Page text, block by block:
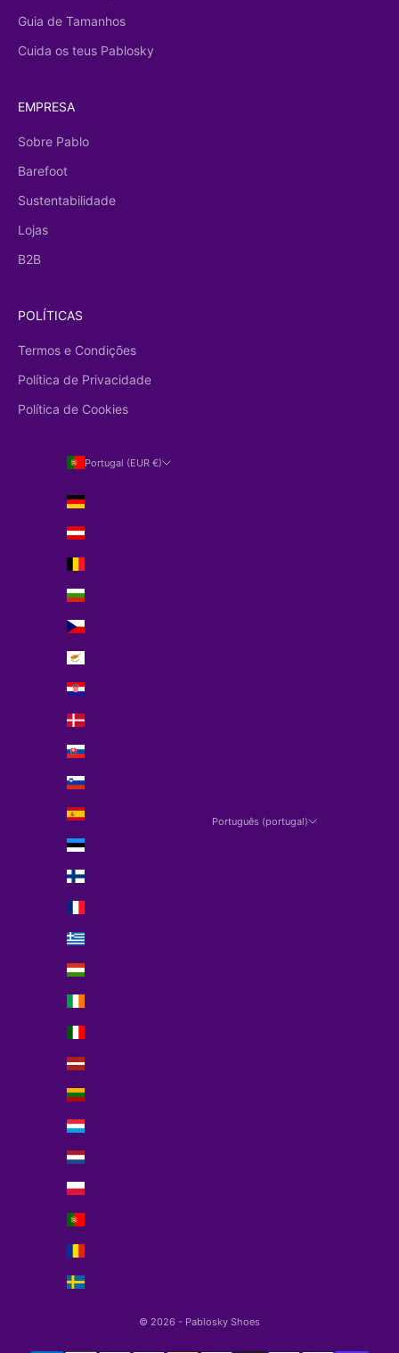
Guia de Tamanhos
Cuida os teus Pablosky
EMPRESA
Sobre Pablo
Barefoot
Sustentabilidade
Lojas
B2B
POLÍTICAS
Termos e Condições
Política de Privacidade
Política de Cookies
Portugal (EUR €)
Alemanha (EUR €)
Áustria (EUR €)
Bulgária (EUR €)
Chéquia (EUR €)
Croácia (EUR €)
Dinamarca (EUR €)
Eslováquia (EUR €)
Eslovénia (EUR €)
Espanha (EUR €)
Estónia (EUR €)
Finlândia (EUR €)
Grécia (EUR €)
Hungria (EUR €)
Letónia (EUR €)
Lituânia (EUR €)
Luxemburgo (EUR €)
Países Baixos (EUR €)
Polónia (EUR €)
Suécia (EUR €)
Português (portugal)
© 2026 - Pablosky Shoes